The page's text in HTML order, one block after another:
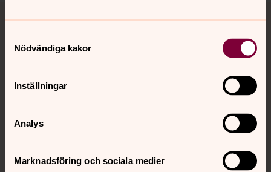
Nödvändiga kakor
Inställningar
Analys
Marknadsföring och sociala medier
Hitta snabbt